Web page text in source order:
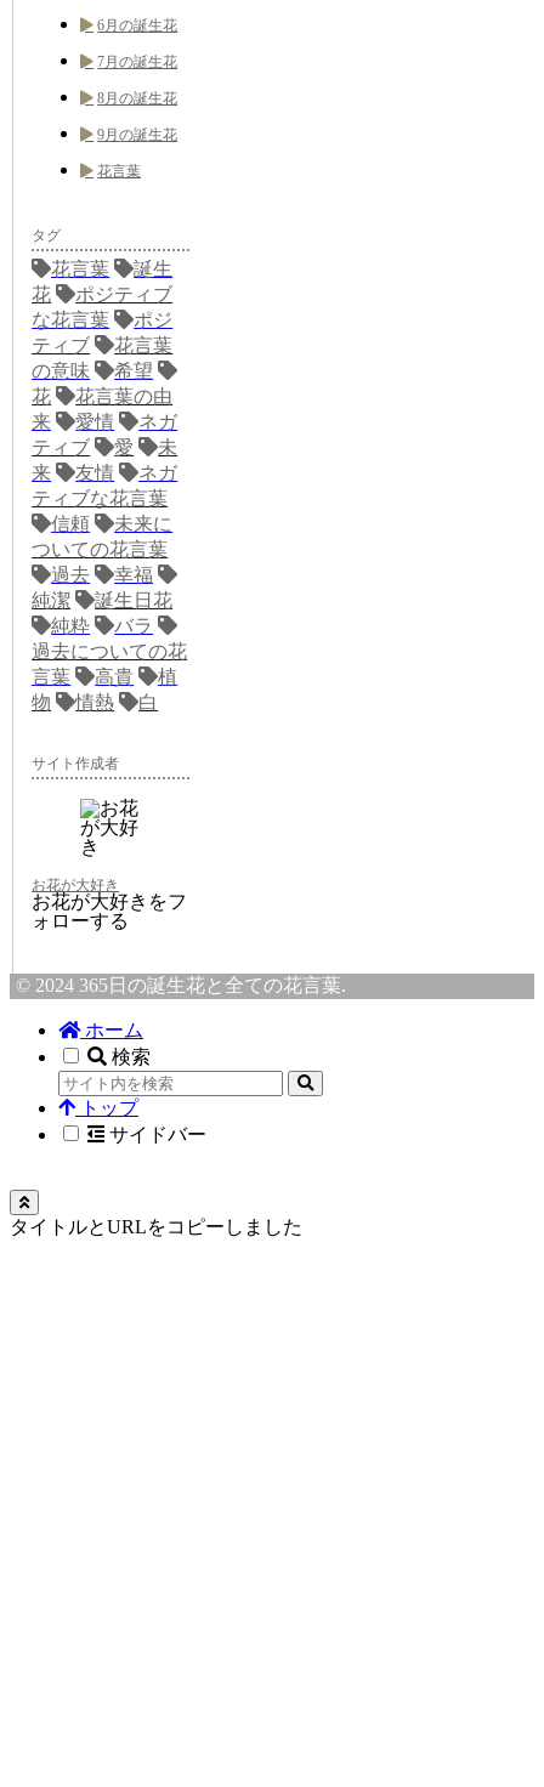
6月の誕生花
7月の誕生花
8月の誕生花
9月の誕生花
花言葉
タグ
花言葉
誕生
花
ポジティブ
な花言葉
ポジ
ティブ
花言葉
の意味
希望
花
花言葉の由
来
愛情
ネガ
ティブ
愛
未
来
友情
ネガ
ティブな花言葉
信頼
未来に
ついての花言葉
過去
幸福
純潔
誕生日花
純粋
バラ
過去についての花
言葉
高貴
植
物
情熱 白
サイト作成者
お花が大好き
お花が大好きをフ
ォローする
© 2024 365日の誕生花と全ての花言葉.
ホーム
検索
トップ
サイドバー
タイトルとURLをコピーしました